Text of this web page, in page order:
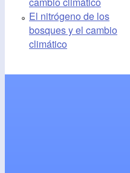
El nitrógeno de los
bosques y el cambio
climático